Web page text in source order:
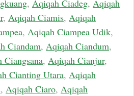
, Aqiqah Ciadeg, Aqiqah
, Aqiqah Ciamis, Aqiqah
, Aqiqah Ciampea Udik,
Ciandam, Aqiqah Ciandum,
Ciangsana, Aqiqah Cianjur,
Cianting Utara, Aqiqah
, Aqiqah Ciaro, Aqiqah